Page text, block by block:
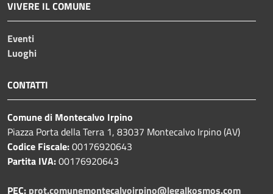
VIVERE IL COMUNE
Eventi
Luoghi
CONTATTI
Comune di Montecalvo Irpino
Piazza Porta della Terra 1, 83037 Montecalvo Irpino (AV)
Codice Fiscale:00176920643
Partita IVA:00176920643
PEC: prot.comunemontecalvoirpino@legalkosmos.com